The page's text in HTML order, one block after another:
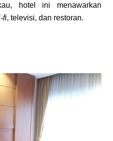
hotel ini menawarkan
fi, televisi, dan restoran.